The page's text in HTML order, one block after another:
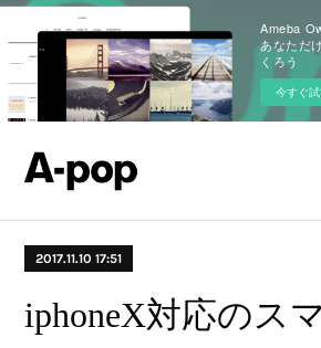
Ameba
あなただ
くろう
今すぐ
2017.11.10 17:51
iphoneX対応のス